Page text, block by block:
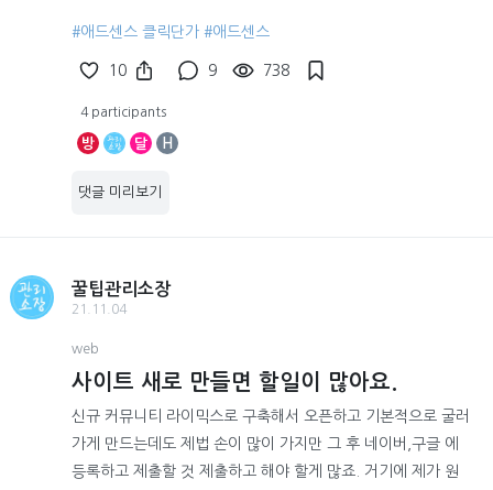
#애드센스 클릭단가 #애드센스
10 9 738
4 participants
방 달 H
댓글 미리보기
꿀팁관리소장
21.11.04
web
사이트 새로 만들면 할일이 많아요.
신규 커뮤니티 라이믹스로 구축해서 오픈하고 기본적으로 굴러
가게 만드는데도 제법 손이 많이 가지만 그 후 네이버,구글 에
등록하고 제출할 것 제출하고 해야 할게 많죠. 거기에 제가 원